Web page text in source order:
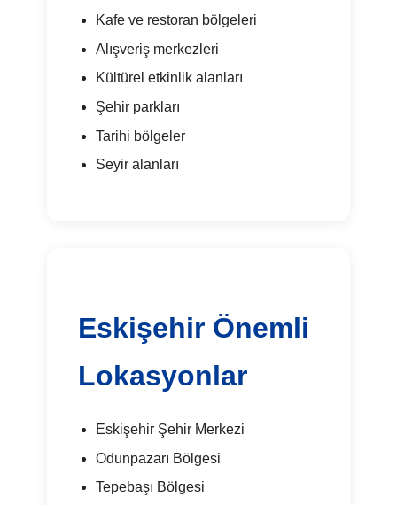
Kafe ve restoran bölgeleri
Alışveriş merkezleri
Kültürel etkinlik alanları
Şehir parkları
Tarihi bölgeler
Seyir alanları
Eskişehir Önemli
Lokasyonlar
Eskişehir Şehir Merkezi
Odunpazarı Bölgesi
Tepebaşı Bölgesi